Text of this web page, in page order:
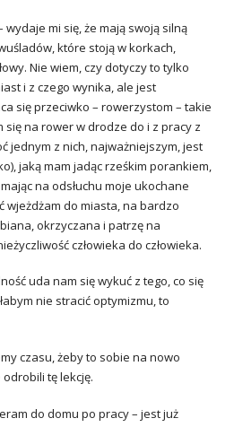
wydaje mi się, że mają swoją silną
które stoją w korkach,
Nie wiem, czy dotyczy to tylko
i z czego wynika, ale jest
się przeciwko – rowerzystom – takie
się na rower w drodze do i z pracy z
jednym z nich, najważniejszym, jest
jaką mam jadąc rześkim porankiem,
na odsłuchu moje ukochane
wjeżdżam do miasta, na bardzo
okrzyczana i patrzę na
człowieka do człowieka.
uda nam się wykuć z tego, co się
nie stracić optymizmu, to
czasu, żeby to sobie na nowo
tę lekcję.
do domu po pracy – jest już